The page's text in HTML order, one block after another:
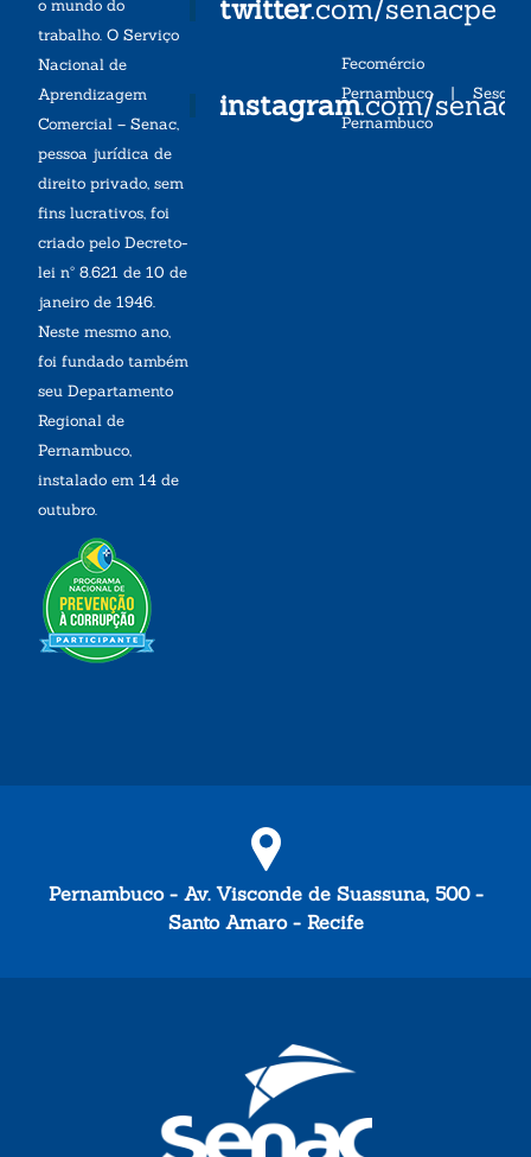
o mundo do
trabalho. O Serviço
Nacional de
Aprendizagem
Comercial – Senac,
pessoa jurídica de
direito privado, sem
fins lucrativos, foi
criado pelo Decreto-
lei nº 8.621 de 10 de
janeiro de 1946.
Neste mesmo ano,
foi fundado também
seu Departamento
Regional de
Pernambuco,
instalado em 14 de
outubro.
twitter.com/senacpe
instagram.com/
Fecomércio
Pernambuco| Sesc
Pernambuco
Pernambuco - Av. Visconde de Suassuna, 500 -
Santo Amaro - Recife